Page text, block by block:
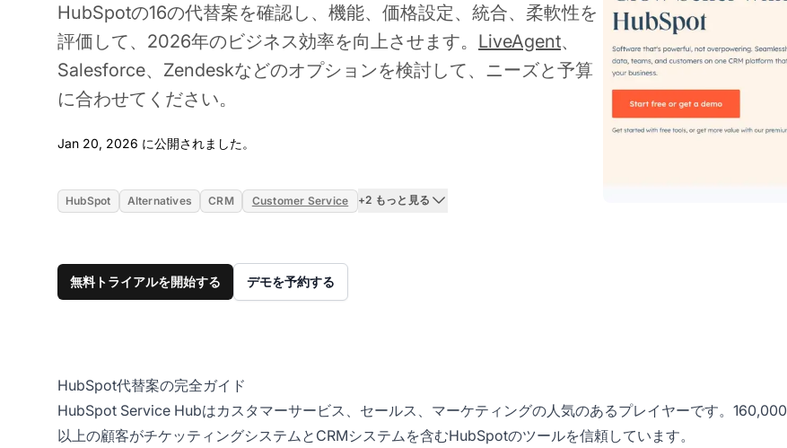
HubSpotの16の代替案を確認し、機能、価格設定、統合、柔軟性を
評価して、2026年のビジネス効率を向上させます。 LiveAgent、
Salesforce、Zendeskなどのオプションを検討して、ニーズと予算
に合わせてください。
Jan 20, 2026 に公開されました。
HubSpot Alternatives CRM Customer Service +2 もっと見る
無料トライアルを開始する デモを予約する
HubSpot代替案の完全ガイド
HubSpot Service Hubはカスタマーサービス、セールス、マーケティングの人気のあるプレイヤーです。160,000
以上の顧客がチケッティングシステムとCRMシステムを含むHubSpotのツールを信頼しています。